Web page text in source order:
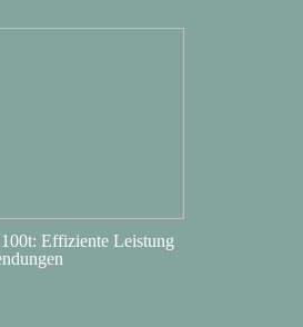
100t: Effiziente Leistung